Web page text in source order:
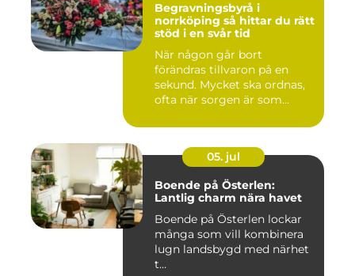
Begravningsbyrå i
norrköping så hittar du rätt
stöd i en svår tid
När någon går bort
förändras tillvaron på en
sekund. Mycket ska ordnas,
ofta när sorgen är som
05. jul
Boende på Österlen:
Lantlig charm nära havet
Boende på Österlen lockar
många som vill kombinera
lugn landsbygd med närhet
t...